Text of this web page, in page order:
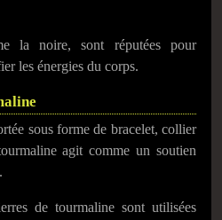
la noire, sont réputées pour
les énergies du corps.
sous forme de bracelet, collier
agit comme un soutien
de tourmaline sont utilisées